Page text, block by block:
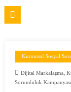
Kurumsal Sosyal
Dijital Markalaşma
Sorumluluk Kampanyası